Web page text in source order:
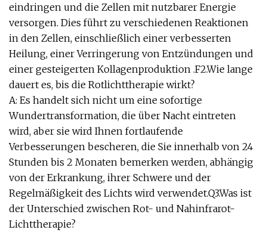
eindringen und die Zellen mit nutzbarer Energie
versorgen. Dies führt zu verschiedenen Reaktionen
in den Zellen, einschließlich einer verbesserten
Heilung, einer Verringerung von Entzündungen und
einer gesteigerten Kollagenproduktion .F2.Wie lange
dauert es, bis die Rotlichttherapie wirkt?
A: Es handelt sich nicht um eine sofortige
Wundertransformation, die über Nacht eintreten
wird, aber sie wird Ihnen fortlaufende
Verbesserungen bescheren, die Sie innerhalb von 24
Stunden bis 2 Monaten bemerken werden, abhängig
von der Erkrankung, ihrer Schwere und der
Regelmäßigkeit des Lichts wird verwendet.Q3.Was ist
der Unterschied zwischen Rot- und Nahinfrarot-
Lichttherapie?